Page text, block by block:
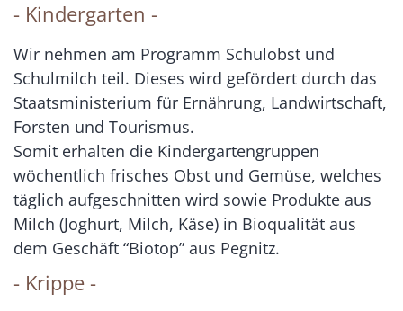
- Kindergarten -
Wir nehmen am Programm Schulobst und
Schulmilch teil. Dieses wird gefördert durch das
Staatsministerium für Ernährung, Landwirtschaft,
Forsten und Tourismus.
Somit erhalten die Kindergartengruppen
wöchentlich frisches Obst und Gemüse, welches
täglich aufgeschnitten wird sowie Produkte aus
Milch (Joghurt, Milch, Käse) in Bioqualität aus
dem Geschäft “Biotop” aus Pegnitz.
- Krippe -